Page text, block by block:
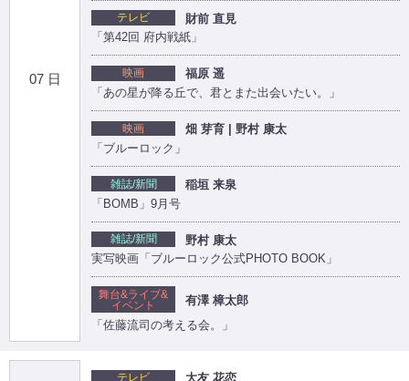
07 日
テレビ
財前 直見
「第42回 府内戦紙」
映画
福原 遥
「あの星が降る丘で、君とまた出会いたい。」
映画
畑 芽育 | 野村 康太
「ブルーロック」
雑誌/新聞
稲垣 来泉
「BOMB」9月号
雑誌/新聞
野村 康太
実写映画「ブルーロック公式PHOTO BOOK」
舞台&ライブ&
イベント
有澤 樟太郎
「佐藤流司の考える会。」
テレビ 大友 花恋